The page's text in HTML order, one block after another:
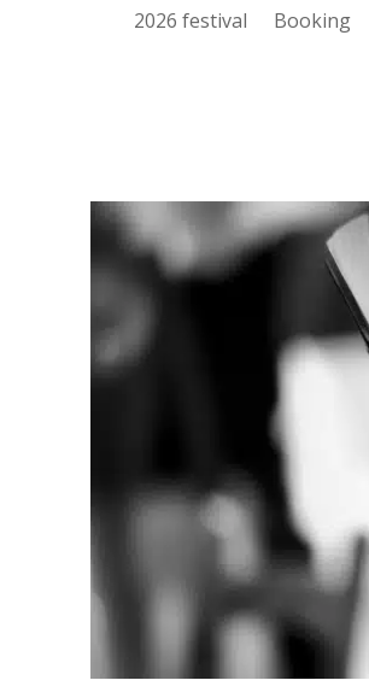
2026 festival Booking